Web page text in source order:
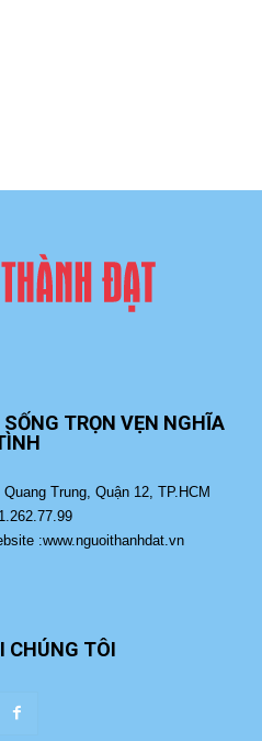
TRỌN VẸN NGHĨA
Trung, Quận 12, TP.HCM
:www.nguoithanhdat.vn
CHÚNG TÔI